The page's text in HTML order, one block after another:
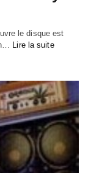
le disque est
Lire la suite